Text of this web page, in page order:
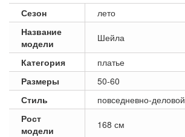
Сезон
лето
Название
модели
Шейла
Категория
платье
Размеры
50-60
Стиль
повседневно-деловой
Рост
модели
168 см